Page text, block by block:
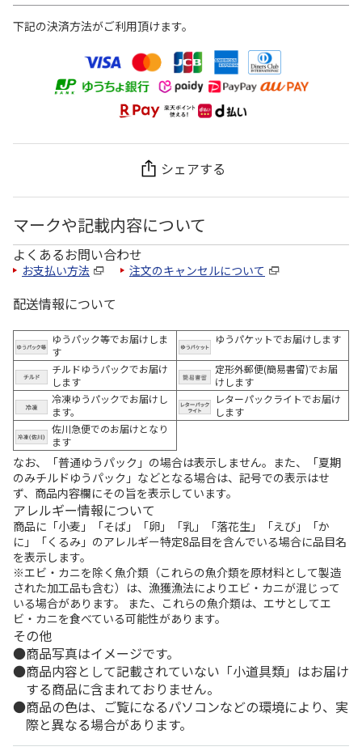
下記の決済方法がご利用頂けます。
シェアする
マークや記載内容について
よくあるお問い合わせ
お支払い方法 注文のキャンセルについて
配送情報について
ゆうパック等でお届けしま
す
ゆうパケットでお届けします
チルドゆうパックでお届け
します
定形外郵便(簡易書留)でお届
けします
冷凍ゆうパックでお届けし
ます。
レターパックライトでお届け
します
佐川急便でのお届けとなり
ます
なお、「普通ゆうパック」の場合は表示しません。また、「夏期
のみチルドゆうパック」などとなる場合は、記号での表示はせ
ず、商品内容欄にその旨を表示しています。
アレルギー情報について
商品に「小麦」「そば」「卵」「乳」「落花生」「えび」「か
に」「くるみ」のアレルギー特定8品目を含んでいる場合に品目名
を表示します。
※エビ・カニを除く魚介類（これらの魚介類を原材料として製造
された加工品も含む）は、漁獲漁法によりエビ・カニが混じって
いる場合があります。 また、これらの魚介類は、エサとしてエ
ビ・カニを食べている可能性があります。
その他
商品写真はイメージです。
商品内容として記載されていない「小道具類」はお届け
する商品に含まれておりません。
商品の色は、ご覧になるパソコンなどの環境により、実
際と異なる場合があります。